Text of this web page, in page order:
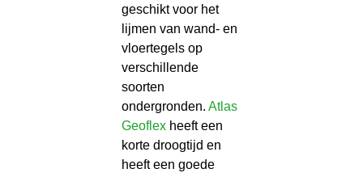
geschikt voor het
lijmen van wand- en
vloertegels op
verschillende
soorten
ondergronden. Atlas
Geoflex heeft een
korte droogtijd en
heeft een goede